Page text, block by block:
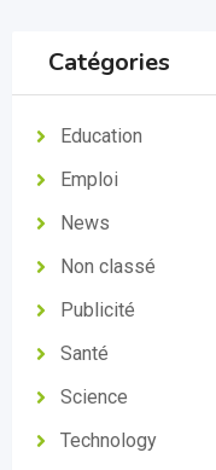
Catégories
Education
Emploi
News
Non classé
Publicité
Santé
Science
Technology